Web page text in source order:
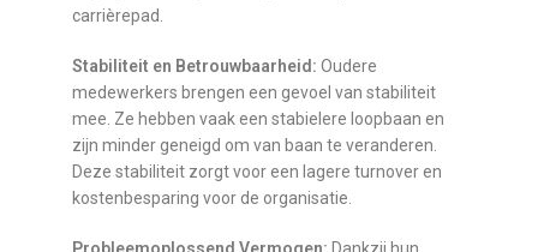
carrièrepad.
Stabiliteit en Betrouwbaarheid: Oudere
medewerkers brengen een gevoel van stabiliteit
mee. Ze hebben vaak een stabielere loopbaan en
zijn minder geneigd om van baan te veranderen.
Deze stabiliteit zorgt voor een lagere turnover en
kostenbesparing voor de organisatie.
Probleemoplossend Vermogen: Dankzij hun